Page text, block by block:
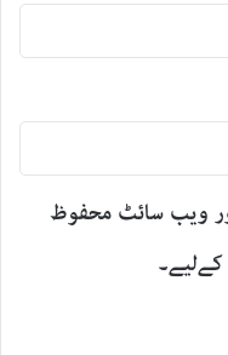
اور ویب سائٹ محفوظ
کےلیے۔